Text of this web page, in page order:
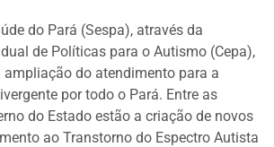
do Pará (Sespa), através da
de Políticas para o Autismo (Cepa),
do atendimento para a
por todo o Pará. Entre as
do Estado estão a criação de novos
ao Transtorno do Espectro Autista